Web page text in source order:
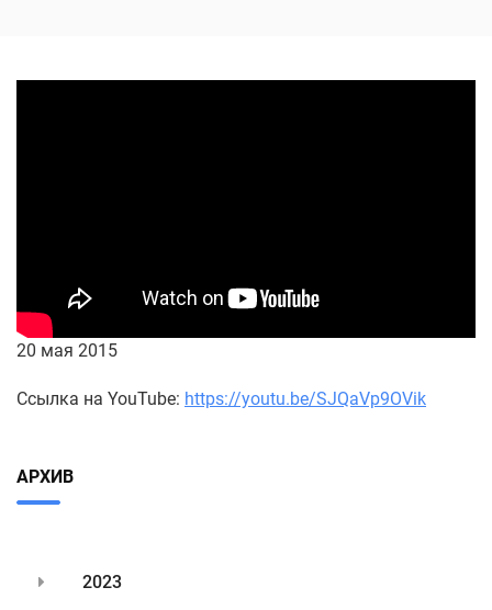
20 мая 2015
Ссылка на YouTube: https://youtu.be/SJQaVp9OVik
АРХИВ
2023